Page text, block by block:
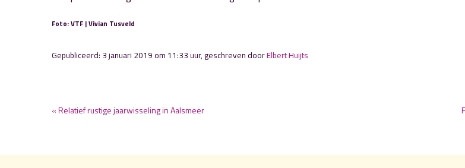
Foto: VTF | Vivian Tusveld
Gepubliceerd: 3 januari 2019 om 11:33 uur, geschreven doorElbert Huijts
« Relatief rustige jaarwisseling in Aalsmeer